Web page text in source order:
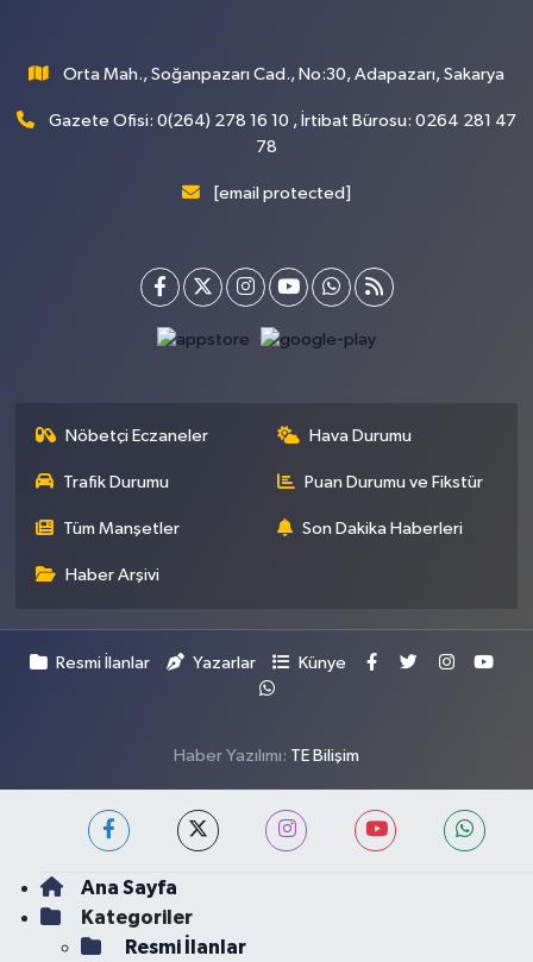
Orta Mah., Soğanpazarı Cad., No:30, Adapazarı, Sakarya
Gazete Ofisi: 0(264) 278 16 10 , İrtibat Bürosu: 0264 281 47
78
[email protected]
Nöbetçi Eczaneler Hava Durumu
Trafik Durumu Puan Durumu ve Fikstür
Tüm Manşetler Son Dakika Haberleri
Haber Arşivi
Resmi İlanlar Yazarlar Künye
Haber Yazılımı: TE Bilişim
Ana Sayfa
Kategoriler
Resmi İlanlar